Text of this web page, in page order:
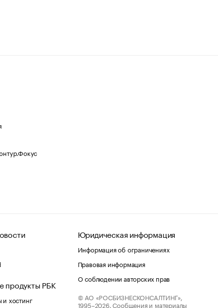
продукты РБК
хостинг
Юридическая информация
Информация об ограничениях
Правовая информация
О соблюдении авторских прав
© АО «РОСБИЗНЕСКОНСАЛТИНГ»,
1995–2026. Сообщения и материалы